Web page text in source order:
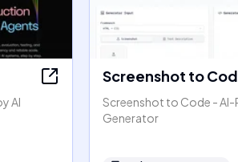
AI
Screenshot to
Screenshot to Code -
Generator